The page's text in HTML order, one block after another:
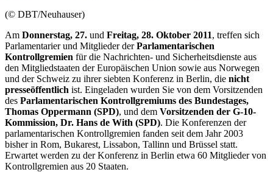
(© DBT/Neuhauser)
Am Donnerstag, 27. und Freitag, 28. Oktober 2011, treffen sich
Parlamentarier und Mitglieder derParlamentarischen
Kontrollgremien für die Nachrichten- und Sicherheitsdienste aus
den Mitgliedstaaten der Europäischen Union sowie aus Norwegen
und der Schweiz zu ihrer siebten Konferenz in Berlin, die nicht
presseöffentlich ist. Eingeladen wurden Sie von dem Vorsitzenden
des Parlamentarischen Kontrollgremiums des Bundestages,
Thomas Oppermann (SPD), und dem Vorsitzenden der G-10-
Kommission, Dr. Hans de With (SPD). Die Konferenzen der
parlamentarischen Kontrollgremien fanden seit dem Jahr 2003
bisher in Rom, Bukarest, Lissabon, Tallinn und Brüssel statt.
Erwartet werden zu der Konferenz in Berlin etwa 60 Mitglieder von
Kontrollgremien aus 20 Staaten.